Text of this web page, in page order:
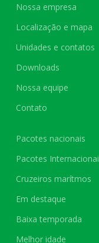
Nossa empresa
Localização e mapa
Unidades e contatos
Downloads
Nossa equipe
Contato
Pacotes nacionais
Pacotes
Cruzeiros marítmos
Em destaque
Baixa temporada
Melhor idade